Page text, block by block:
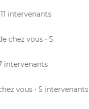
intervenants
chez vous • 5
intervenants
vous • 5 intervenants